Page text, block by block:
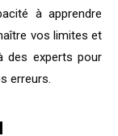
à apprendre
vos limites et
des experts pour
erreurs.